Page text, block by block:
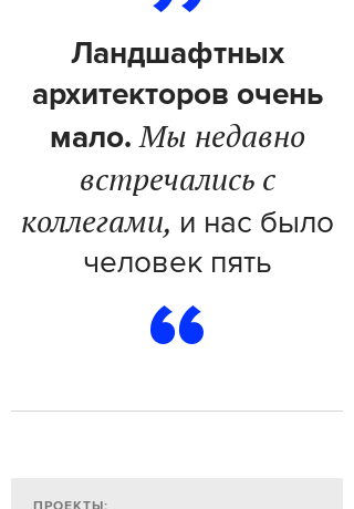
Ландшафтных
архитекторов очень
мало. Мы недавно
встречались с
коллегами, и нас было
человек пять